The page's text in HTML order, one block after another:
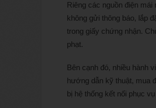
Riêng các nguồn điện
không gửi thông báo, lắp
trong giấy chứng nhận.
phạt.
Bên cạnh đó, nhiều hành
hướng dẫn kỹ thuật, mua
bị hệ thống kết nối phục